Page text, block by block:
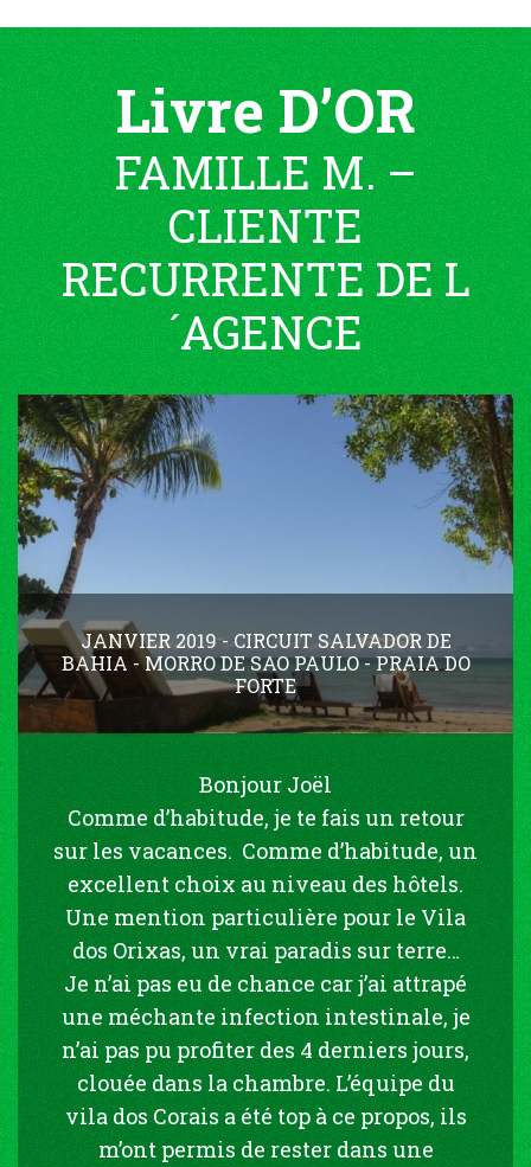
Livre D’OR
FAMILLE M. –
CLIENTE
RECURRENTE DE L
´AGENCE
JANVIER 2019 - CIRCUIT SALVADOR DE
BAHIA - MORRO DE SAO PAULO - PRAIA DO
FORTE
Bonjour Joël
Comme d’habitude, je te fais un retour
sur les vacances. Comme d’habitude, un
excellent choix au niveau des hôtels.
Une mention particulière pour le Vila
dos Orixas, un vrai paradis sur terre…
Je n’ai pas eu de chance car j’ai attrapé
une méchante infection intestinale, je
n’ai pas pu profiter des 4 derniers jours,
clouée dans la chambre. L’équipe du
vila dos Corais a été top à ce propos, ils
m’ont permis de rester dans une